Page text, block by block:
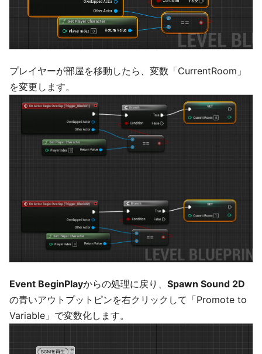
プレイヤーが部屋を移動したら、変数「CurrentRoom」
を変更します。
Event BeginPlayからの処理に戻り、 Spawn Sound 2D
の青いアウトプットピンを右クリックして「Promote to
Variable」で変数化します。